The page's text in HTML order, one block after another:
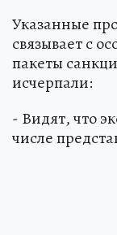
Указанные
связывает с
пакеты
исчерпали:
- Видят, что
числе